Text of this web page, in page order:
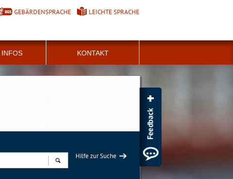
GEBÄRDENSPRACHE LEICHTE SPRACHE
INFOS KONTAKT
Hilfe zur Suche